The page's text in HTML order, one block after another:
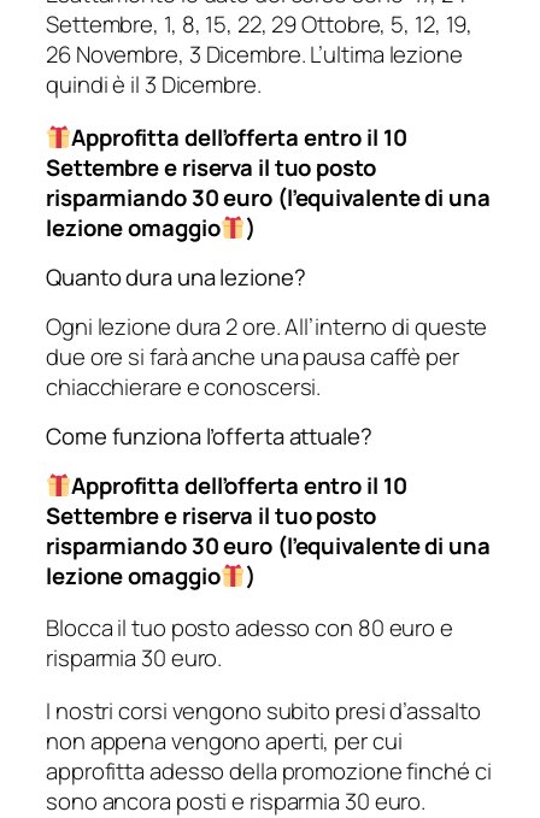
Settembre, 1, 8, 15, 22, 29 Ottobre, 5, 12, 19,
26 Novembre, 3 Dicembre. L’ultima lezione
quindi è il 3 Dicembre.
Approfitta dell’offerta entro il 10
Settembre e riserva il tuo posto
risparmiando 30 euro (l’equivalente di una
lezione omaggio
)
Quanto dura una lezione?
Ogni lezione dura 2 ore. All’interno di queste
due ore si farà anche una pausa caffè per
chiacchierare e conoscersi.
Come funziona l’offerta attuale?
Approfitta dell’offerta entro il 10
Settembree riserva il tuo posto
risparmiando 30 euro (l’equivalente di una
lezione omaggio
)
Blocca il tuo posto adesso con 80 euro e
risparmia 30 euro.
I nostri corsi vengono subito presi d’assalto
non appena vengono aperti, per cui
approfitta adesso della promozione finché ci
sono ancora posti e risparmia 30 euro.